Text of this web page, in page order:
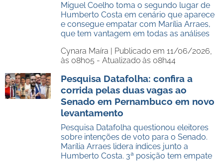
Miguel Coelho toma o segundo lugar de
Humberto Costa em cenário que aparece
e consegue empatar com Marília Arraes,
que tem vantagem em todas as análises
Cynara Maíra | Publicado em 11/06/2026,
às 08h05 - Atualizado às 08h44
Pesquisa Datafolha: confira a
corrida pelas duas vagas ao
Senado em Pernambuco em novo
levantamento
Pesquisa Datafolha questionou eleitores
sobre intenções de voto para o Senado.
Marília Arraes lidera índices junto a
Humberto Costa. 3ª posição tem empate